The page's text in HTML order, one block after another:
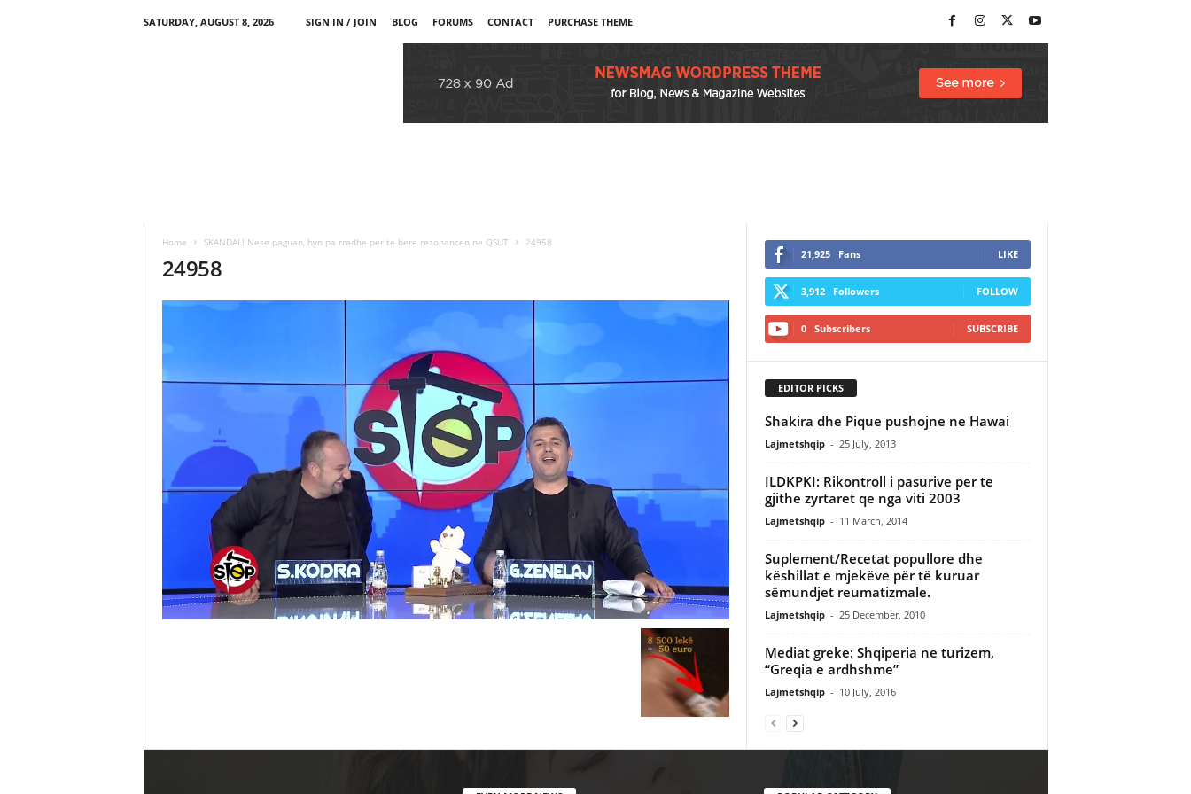
SATURDAY, AUGUST 8, 2026 SIGN IN / JOIN BLOG FORUMS CONTACT PURCHASE THEME
Home SKANDAL! Nese paguan, hyn pa rradhe per te bere rezonancen ne QSUT 24958
24958 21,925 Fans LIKE
3,912 Followers FOLLOW
0 Subscribers SUBSCRIBE
EDITOR PICKS
Shakira dhe Pique pushojne ne Hawai
Lajmetshqip - 25 July, 2013
ILDKPKI: Rikontroll i pasurive per te
gjithe zyrtaret qe nga viti 2003
Lajmetshqip - 11 March, 2014
Suplement/Recetat popullore dhe
këshillat e mjekëve për të kuruar
sëmundjet reumatizmale.
Lajmetshqip - 25 December, 2010
Mediat greke: Shqiperia ne turizem,
“Greqia e ardhshme”
Lajmetshqip - 10 July, 2016